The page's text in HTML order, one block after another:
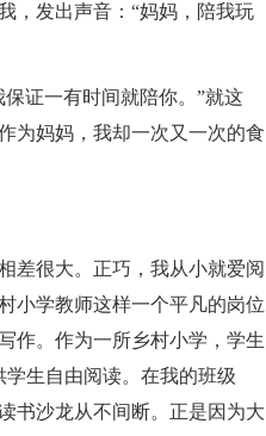
，发出声音：“妈妈，陪我玩
证一有时间就陪你。”就这
为妈妈，我却一次又一次的食
差很大。正巧，我从小就爱阅
小学教师这样一个平凡的岗位
作。作为一所乡村小学，学生
生自由阅读。在我的班级
书沙龙从不间断。正是因为大